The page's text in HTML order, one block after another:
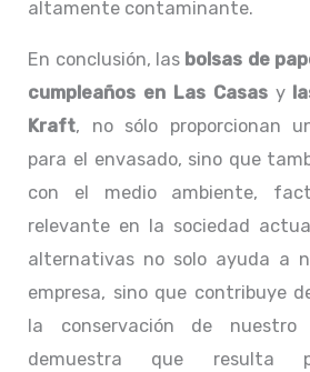
altamente contaminante.
En conclusión, las bolsas de
cumpleaños en Las Casasy
Kraft, no sólo proporcionan
para el envasado, sino que
con el medio ambiente,
relevante en la sociedad
alternativas no solo ayuda a
empresa, sino que contribuye
la conservación de
demuestra que resulta